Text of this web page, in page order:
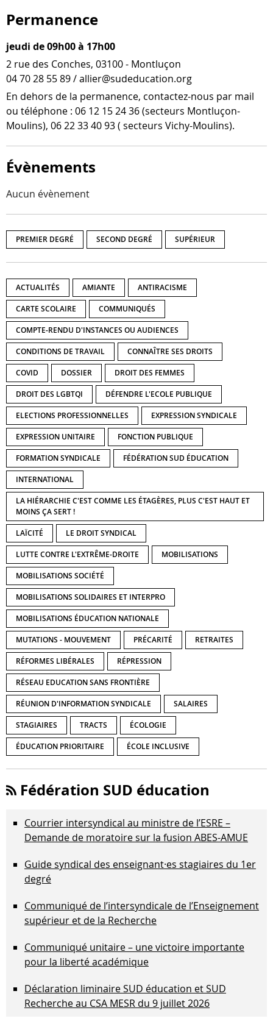
Permanence
jeudi de 09h00 à 17h00
2 rue des Conches, 03100 - Montluçon
04 70 28 55 89 / allier@sudeducation.org
En dehors de la per­ma­nence, contactez-​nous par mail
ou télé­phone : 06 12 15 24 36 (sec­teurs Montluçon-​
Moulins), 06 22 33 40 93 ( sec­teurs Vichy-Moulins).
Évènements
Aucun évènement
PREMIER DEGRÉ SECOND DEGRÉ SUPÉRIEUR
ACTUALITÉS AMIANTE ANTIRACISME
CARTE SCOLAIRE COMMUNIQUÉS
COMPTE-RENDU D'INSTANCES OU AUDIENCES
CONDITIONS DE TRAVAIL CONNAÎTRE SES DROITS
COVID DOSSIER DROIT DES FEMMES
DROIT DES LGBTQI DÉFENDRE L'ECOLE PUBLIQUE
ELECTIONS PROFESSIONNELLES EXPRESSION SYNDICALE
EXPRESSION UNITAIRE FONCTION PUBLIQUE
FORMATION SYNDICALE FÉDÉRATION SUD ÉDUCATION
INTERNATIONAL
LA HIÉRARCHIE C'EST COMME LES ÉTAGÈRES, PLUS C'EST HAUT ET
MOINS ÇA SERT !
LAÏCITÉ LE DROIT SYNDICAL
LUTTE CONTRE L'EXTRÊME-DROITE MOBILISATIONS
MOBILISATIONS SOCIÉTÉ
MOBILISATIONS SOLIDAIRES ET INTERPRO
MOBILISATIONS ÉDUCATION NATIONALE
MUTATIONS - MOUVEMENT PRÉCARITÉ RETRAITES
RÉFORMES LIBÉRALES RÉPRESSION
RÉSEAU EDUCATION SANS FRONTIÈRE
RÉUNION D'INFORMATION SYNDICALE SALAIRES
STAGIAIRES TRACTS ÉCOLOGIE
ÉDUCATION PRIORITAIRE ÉCOLE INCLUSIVE
Fédération SUD éducation
Courrier intersyndical au ministre de l’ESRE –
Demande de moratoire sur la fusion ABES-AMUE
Guide syndical des enseignant·es stagiaires du 1er
degré
Communiqué de l’intersyndicale de l’Enseignement
supérieur et de la Recherche
Communiqué unitaire – une victoire importante
pour la liberté académique
Déclaration liminaire SUD éducation et SUD
Recherche au CSA MESR du 9 juillet 2026